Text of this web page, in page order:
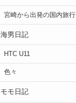
宮崎から出発の国内旅行
海男日記
HTC U11
色々
モモ日記